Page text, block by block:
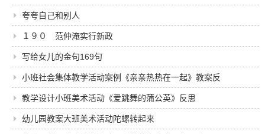
夸夸自己和别人
１９０ 范仲淹实行新政
写给女儿的金句169句
小班社会集体教学活动案例《亲亲热热在一起》教案反
思
教学设计小班美术活动《爱跳舞的蒲公英》反思
幼儿园教案大班美术活动陀螺转起来